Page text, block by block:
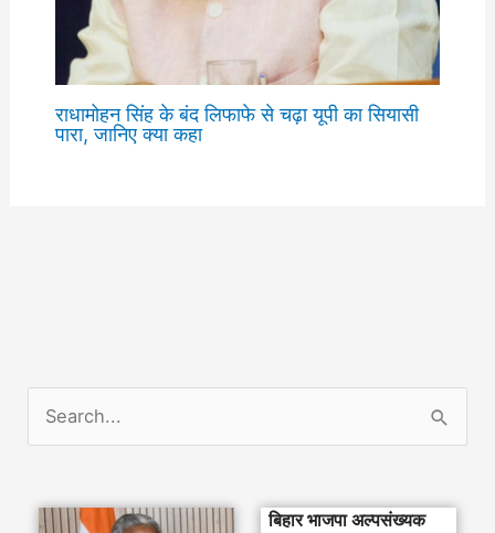
राधामोहन सिंह के बंद लिफाफे से चढ़ा यूपी का सियासी
पारा, जानिए क्या कहा
बिहार भाजपा अल्पसंख्यक